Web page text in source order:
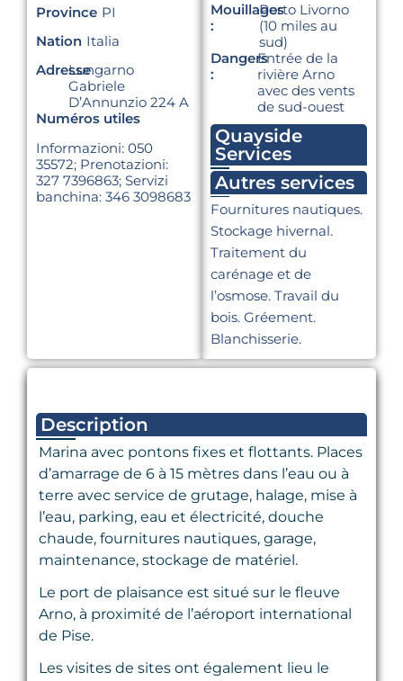
Province PI
Nation Italia
AdresseLungarno
Gabriele
D’Annunzio 224 A
Numéros utiles
Informazioni: 050
35572; Prenotazioni:
327 7396863; Servizi
banchina: 346 3098683
Mouillages
:
Porto Livorno
(10 miles au
sud)
Dangers
:
Entrée de la
rivière Arno
avec des vents
de sud-ouest
Quayside
Services
Autres services
Fournitures nautiques.
Stockage hivernal.
Traitement du
carénage et de
l’osmose. Travail du
bois. Gréement.
Blanchisserie.
Description
Marina avec pontons fixes et flottants. Places
d’amarrage de 6 à 15 mètres dans l’eau ou à
terre avec service de grutage, halage, mise à
l’eau, parking, eau et électricité, douche
chaude, fournitures nautiques, garage,
maintenance, stockage de matériel.
Le port de plaisance est situé sur le fleuve
Arno, à proximité de l’aéroport international
de Pise.
Les visites de sites ont également lieu le